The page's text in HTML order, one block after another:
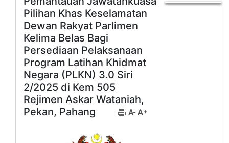
Pilihan Khas Keselamatan
Dewan Rakyat Parlimen
Kelima Belas Bagi
Persediaan Pelaksanaan
Program Latihan Khidmat
Negara (PLKN) 3.0 Siri
2/2025 di Kem 505
Rejimen Askar Wataniah,
Pekan, Pahang